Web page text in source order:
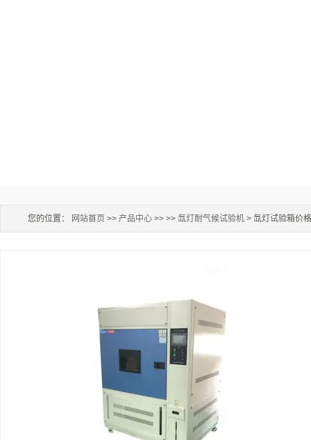
您的位置： 网站首页 >> 产品中心 >> >> 氙灯耐气候试验机 > 氙灯试验箱价格